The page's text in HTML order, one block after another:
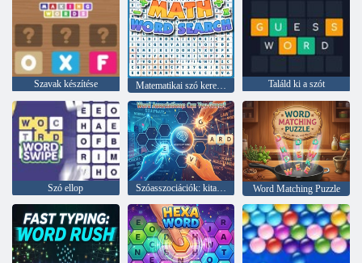
Szavak készítése Matematikai szó keresés Találd ki a szót
Szó ellop Szóasszociációk: kitalálod? Word Matching Puzzle